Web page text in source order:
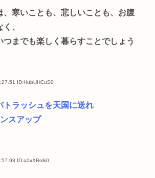
、寒いことも、悲しいことも、お腹
、
つまでも楽しく暮らすことでしょう
ID:HubUHCuS0
トラッシュを天国に送れ
スアップ
ID:q0xXRolk0